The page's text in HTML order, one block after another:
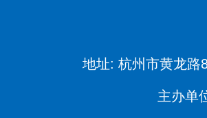
地址: 杭州市黄龙路
主办单